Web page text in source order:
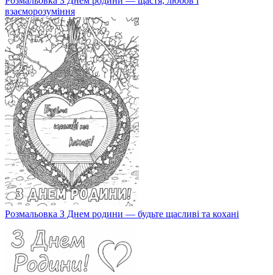
взаєморозуміння
Розмальовка З Днем родини — будьте щасливі та кохані